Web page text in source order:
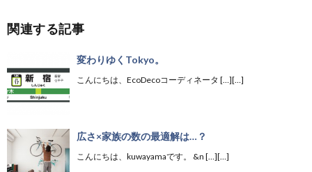
関連する記事
変わりゆくTokyo。
こんにちは、EcoDecoコーディネータ […][…]
広さ×家族の数の最適解は…？
こんにちは、kuwayamaです。 &n […][…]